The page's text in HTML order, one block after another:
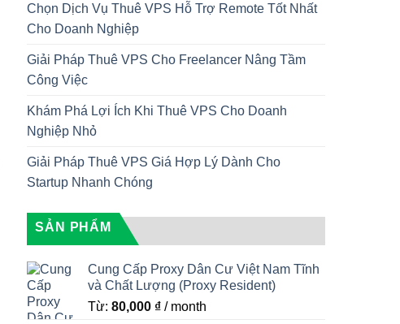
Chọn Dịch Vụ Thuê VPS Hỗ Trợ Remote Tốt Nhất
Cho Doanh Nghiệp
Giải Pháp Thuê VPS Cho Freelancer Nâng Tầm
Công Việc
Khám Phá Lợi Ích Khi Thuê VPS Cho Doanh
Nghiệp Nhỏ
Giải Pháp Thuê VPS Giá Hợp Lý Dành Cho
Startup Nhanh Chóng
SẢN PHẨM
Cung Cấp Proxy Dân Cư Việt Nam Tĩnh
và Chất Lượng (Proxy Resident)
Từ:80,000 ₫ / month